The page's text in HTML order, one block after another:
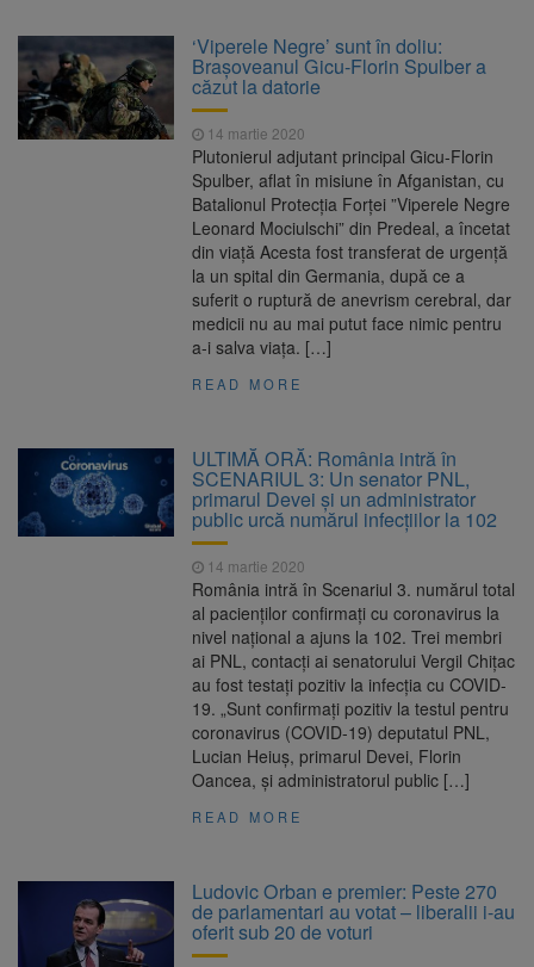
‘Viperele Negre’ sunt în doliu:
Brașoveanul Gicu-Florin Spulber a
căzut la datorie
14 martie 2020
Plutonierul adjutant principal Gicu-Florin
Spulber, aflat în misiune în Afganistan, cu
Batalionul Protecția Forței ”Viperele Negre
Leonard Mociulschi” din Predeal, a încetat
din viață Acesta fost transferat de urgență
la un spital din Germania, după ce a
suferit o ruptură de anevrism cerebral, dar
medicii nu au mai putut face nimic pentru
a-i salva viața. […]
READ MORE
ULTIMĂ ORĂ: România intră în
SCENARIUL 3: Un senator PNL,
primarul Devei și un administrator
public urcă numărul infecțiilor la 102
14 martie 2020
România intră în Scenariul 3. numărul total
al pacienților confirmați cu coronavirus la
nivel național a ajuns la 102. Trei membri
ai PNL, contacți ai senatorului Vergil Chițac
au fost testați pozitiv la infecția cu COVID-
19. „Sunt confirmați pozitiv la testul pentru
coronavirus (COVID-19) deputatul PNL,
Lucian Heiuș, primarul Devei, Florin
Oancea, și administratorul public […]
READ MORE
Ludovic Orban e premier: Peste 270
de parlamentari au votat – liberalii i-au
oferit sub 20 de voturi